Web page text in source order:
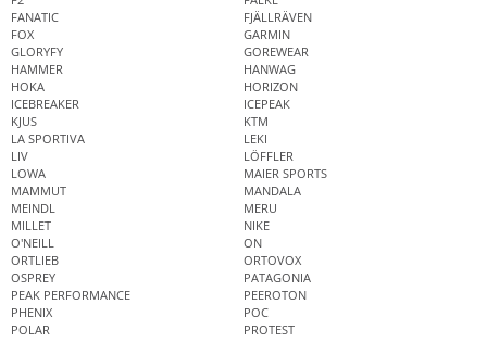
FANATIC
FJÄLLRÄVEN
FOX
GARMIN
GLORYFY
GOREWEAR
HAMMER
HANWAG
HOKA
HORIZON
ICEBREAKER
ICEPEAK
KJUS
KTM
LA SPORTIVA
LEKI
LIV
LÖFFLER
LOWA
MAIER SPORTS
MAMMUT
MANDALA
MEINDL
MERU
MILLET
NIKE
O'NEILL
ON
ORTLIEB
ORTOVOX
OSPREY
PATAGONIA
PEAK PERFORMANCE
PEEROTON
PHENIX
POC
POLAR
PROTEST